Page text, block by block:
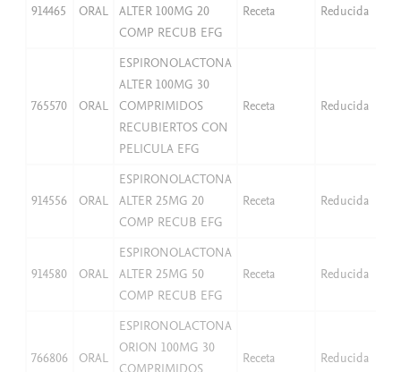
914465 ORAL
ALTER 100MG 20
COMP RECUB EFG
Receta Reducida
765570 ORAL
ESPIRONOLACTONA
ALTER 100MG 30
COMPRIMIDOS
RECUBIERTOS CON
PELICULA EFG
Receta Reducida
914556 ORAL
ESPIRONOLACTONA
ALTER 25MG 20
COMP RECUB EFG
Receta Reducida
914580 ORAL
ESPIRONOLACTONA
ALTER 25MG 50
COMP RECUB EFG
Receta Reducida
766806 ORAL
ESPIRONOLACTONA
ORION 100MG 30
Receta Reducida